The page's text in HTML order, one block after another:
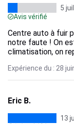
5
Avis vérifié
Centre auto à fuir
notre faute ! On
climatisation, on
Expérience du : 28
Eric B.
13